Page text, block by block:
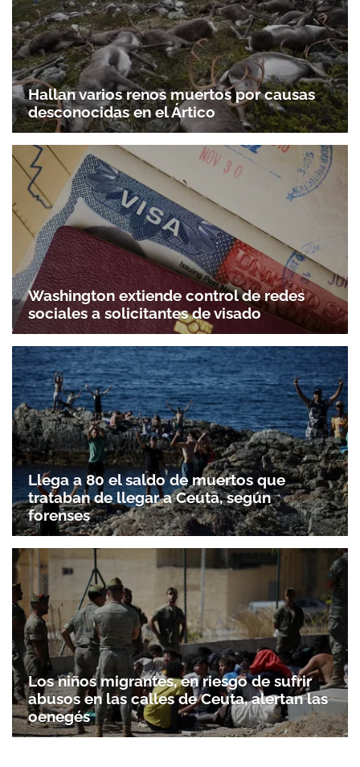
Hallan varios renos muertos por causas
desconocidas en el Ártico
Washington extiende control de redes
sociales a solicitantes de visado
Llega a 80 el saldo de muertos que
trataban de llegar a Ceuta, según
forenses
Los niños migrantes, en riesgo de sufrir
abusos en las calles de Ceuta, alertan las
oenegés